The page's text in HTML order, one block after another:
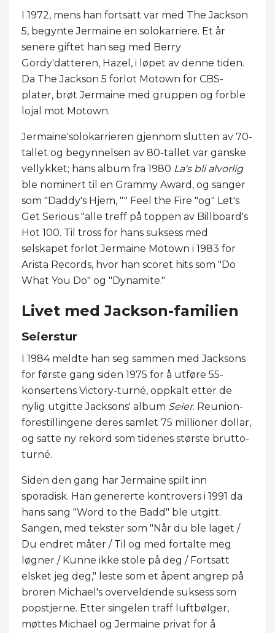
I 1972, mens han fortsatt var med The Jackson
5, begynte Jermaine en solokarriere. Et år
senere giftet han seg med Berry
Gordy'datteren, Hazel, i løpet av denne tiden.
Da The Jackson 5 forlot Motown for CBS-
plater, brøt Jermaine med gruppen og forble
lojal mot Motown.
Jermaine'solokarrieren gjennom slutten av 70-
tallet og begynnelsen av 80-tallet var ganske
vellykket; hans album fra 1980 La's bli alvorlig
ble nominert til en Grammy Award, og sanger
som "Daddy's Hjem, "" Feel the Fire "og" Let's
Get Serious "alle treff på toppen av Billboard's
Hot 100. Til tross for hans suksess med
selskapet forlot Jermaine Motown i 1983 for
Arista Records, hvor han scoret hits som "Do
What You Do" og "Dynamite."
Livet med Jackson-familien
Seierstur
I 1984 meldte han seg sammen med Jacksons
for første gang siden 1975 for å utføre 55-
konsertens Victory-turné, oppkalt etter de
nylig utgitte Jacksons' album Seier. Reunion-
forestillingene deres samlet 75 millioner dollar,
og satte ny rekord som tidenes største brutto-
turné.
Siden den gang har Jermaine spilt inn
sporadisk. Han genererte kontrovers i 1991 da
hans sang "Word to the Badd" ble utgitt.
Sangen, med tekster som "Når du ble laget /
Du endret måter / Til og med fortalte meg
løgner / Kunne ikke stole på deg / Fortsatt
elsket jeg deg," leste som et åpent angrep på
broren Michael's overveldende suksess som
popstjerne. Etter singelen traff luftbølger,
møttes Michael og Jermaine privat for å